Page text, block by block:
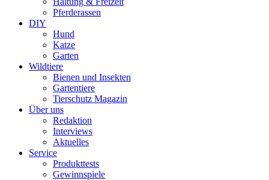
Pferderassen
DIY
Hund
Katze
Garten
Wildtiere
Bienen und Insekten
Gartentiere
Tierschutz Magazin
Über uns
Redaktion
Interviews
Aktuelles
Service
Produkttests
Gewinnspiele